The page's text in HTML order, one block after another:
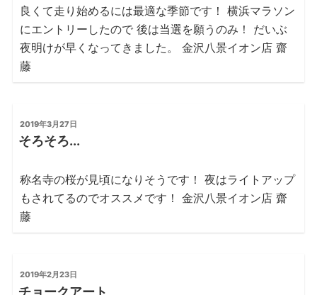
良くて走り始めるには最適な季節です！ 横浜マラソン
にエントリーしたので 後は当選を願うのみ！ だいぶ
夜明けが早くなってきました。 金沢八景イオン店 齋
藤
投
稿
日:
2019年3月27日
そろそろ...
称名寺の桜が見頃になりそうです！ 夜はライトアップ
もされてるのでオススメです！ 金沢八景イオン店 齋
藤
投
稿
2019年2月23日
チョークアート